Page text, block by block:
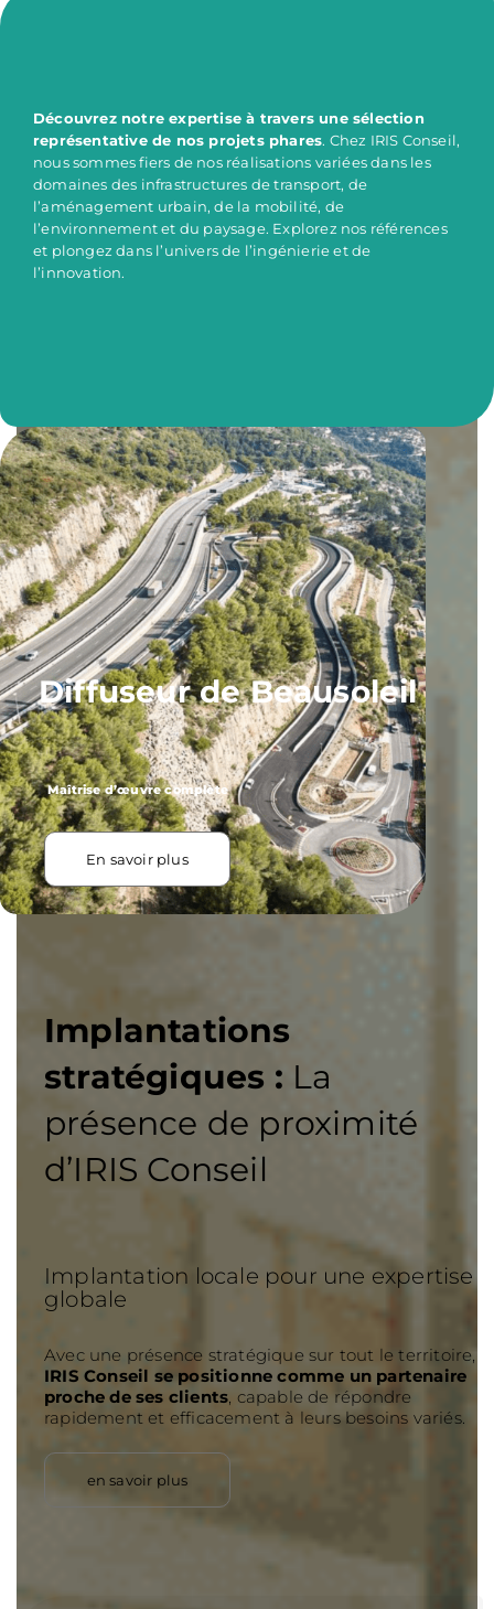
Découvrez notre expertise à travers une sélection
représentative de nos projets phares. Chez IRIS Conseil,
nous sommes fiers de nos réalisations variées dans les
domaines des infrastructures de transport, de
l’aménagement urbain, de la mobilité, de
l’environnement et du paysage. Explorez nos références
et plongez dans l’univers de l’ingénierie et de
l’innovation.
Diffuseur de Beausoleil
Maîtrise d’œuvre complète
En savoir plus
Implantation locale pour une expertise
globale
Avec une présence stratégique sur tout le territoire,
IRIS Conseil se positionne comme un partenaire
proche de ses clients , capable de répondre
rapidement et efficacement à leurs besoins variés.
en savoir plus
Implantations
stratégiques : La
présence de proximité
d’IRIS Conseil